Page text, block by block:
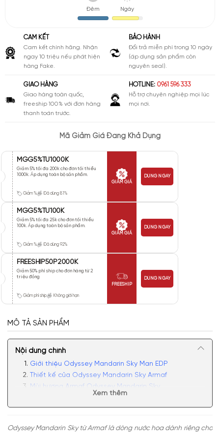
Đêm Ngày
CAM KẾT
Cam kết chính hãng. Nhận
ngay 10 triệu nếu phát hiện
hàng Fake.
BẢO HÀNH
Đổi trả miễn phí trong 10 ngày
(áp dụng sản phẩm còn
nguyên seal).
GIAO HÀNG
Giao hàng toàn quốc,
freeship 100% với đơn hàng
thanh toán trước.
HOTLINE: 0961 596 333
Hỗ trợ chuyên nghiệp mọi lúc
mọi nơi.
Mã Giảm Giá Đang Khả Dụng
MGG5%TU1000K
Giảm 5% tối đa 200k cho đơn tối thiểu
1000k. Áp dụng toàn bộ sản phẩm.
Giảm % Đã dùng 81%
GIẢM GIÁ
DÙNG NGAY
MGG5%TU100K
Giảm 5% tối đa 25k cho đơn tối thiểu
100k. Áp dụng toàn bộ sản phẩm.
Giảm % Đã dùng 92%
GIẢM GIÁ
DÙNG NGAY
FREESHIP50P2000K
Giảm 50% phí ship cho đơn hàng từ 2
triệu đồng
Giảm phí ship Không giới hạn
FREESHIP
DÙNG NGAY
MÔ TẢ SẢN PHẨM
Nội dung chính
Giới thiệu Odyssey Mandarin Sky Man EDP
Thiết kế của Odyssey Mandarin Sky Armaf
Mùi hương Armaf Odyssey Mandarin Sky
Sky
Xem thêm
Odyssey Mandarin Sky từ Armaf là dòng nước hoa dành riêng cho